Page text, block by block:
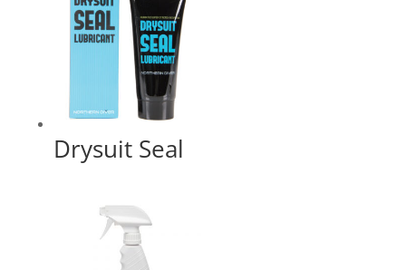
Drysuit Seal